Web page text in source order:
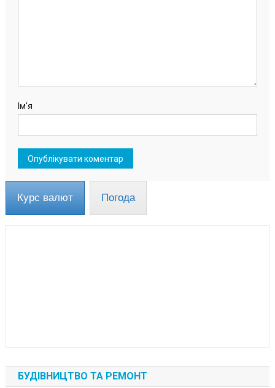
Ім'я
Курс валют Погода
БУДІВНИЦТВО ТА РЕМОНТ